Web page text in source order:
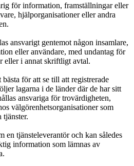
för information, framställningar eller
hjälporganisationer eller andra
ansvarigt gentemot någon insamlare,
eller användare, med undantag för
eller i annat skriftligt avtal.
för att se till att registrerade
lagarna i de länder där de har sitt
ansvariga för trovärdigheten,
välgörenhetsorganisationer som
tjänster.
en tjänsteleverantör och kan således
information som lämnas av